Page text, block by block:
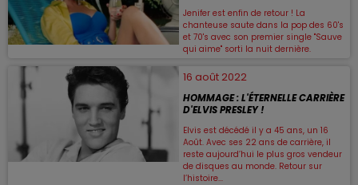
Jenifer est enfin de retour ! La
chanteuse saute dans la pop des 60's
et 70's avec son premier single "Sauve
qui aime" sorti la nuit dernière.
16 août 2022
HOMMAGE : L'ÉTERNELLE CARRIÈRE
D'ELVIS PRESLEY !
Elvis est décédé il y a 45 ans, un 16
Août. Avec ses 22 ans de carrière, il
reste aujourd’hui le plus gros vendeur
de disques au monde. Retour sur
l’histoire...